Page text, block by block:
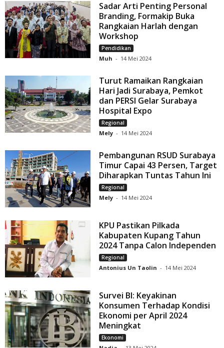
Sadar Arti Penting Personal
Branding, Formakip Buka
Rangkaian Harlah dengan
Workshop
Pendidikan
Muh - 14 Mei 2024
Turut Ramaikan Rangkaian
Hari Jadi Surabaya, Pemkot
dan PERSI Gelar Surabaya
Hospital Expo
Regional
Mely - 14 Mei 2024
Pembangunan RSUD Surabaya
Timur Capai 43 Persen, Target
Diharapkan Tuntas Tahun Ini
Regional
Mely - 14 Mei 2024
KPU Pastikan Pilkada
Kabupaten Kupang Tahun
2024 Tanpa Calon Independen
Regional
Antonius Un Taolin - 14 Mei 2024
Survei BI: Keyakinan
Konsumen Terhadap Kondisi
Ekonomi per April 2024
Meningkat
Ekonomi